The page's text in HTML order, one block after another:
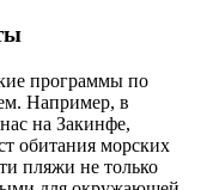
программы по
Например, в
на Закинфе,
обитания морских
пляжи не только